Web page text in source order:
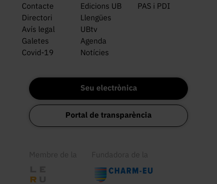
Contacte
Edicions UB
Directori
Llengües
Avís legal
UBtv
Galetes
Agenda
Covid-19
Notícies
PAS i PDI
Seu electrònica
Portal de transparència
Membre de la Fundadora de la